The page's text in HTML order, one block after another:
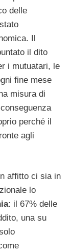
delle
Il
il dito
i mutuatari, le
fine mese
misura di
perché il
agli
affitto ci sia in
lo
: il 67% delle
una su